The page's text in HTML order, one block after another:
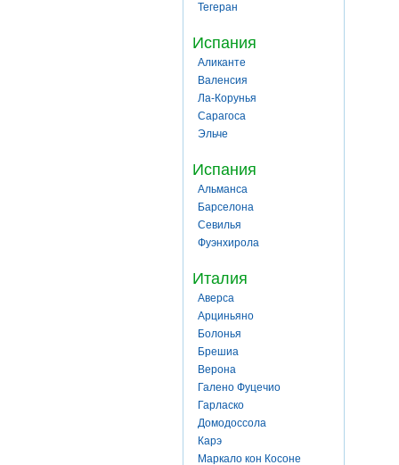
Тегеран
Испания
Аликанте
Валенсия
Ла-Корунья
Сарагоса
Эльче
Испания
Альманса
Барселона
Севилья
Фуэнхирола
Италия
Аверса
Арциньяно
Болонья
Брешиа
Верона
Галено Фуцечио
Гарласко
Домодоссола
Карэ
Маркало кон Косоне